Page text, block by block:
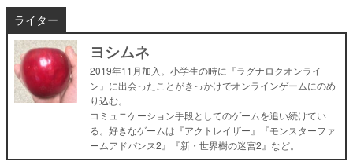
ライター
ヨシムネ
2019年11月加入。小学生の時に『ラグナロクオンライ
ン』に出会ったことがきっかけでオンラインゲームにのめ
り込む。
コミュニケーション手段としてのゲームを追い続けてい
る。好きなゲームは『アクトレイザー』『モンスターファ
ームアドバンス2』『新・世界樹の迷宮2』など。